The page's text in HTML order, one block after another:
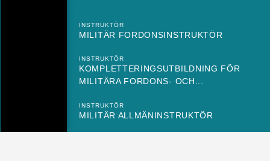
INSTRUKTÖR
MILITÄR FORDONSINSTRUKTÖR
INSTRUKTÖR
KOMPLETTERINGSUTBILDNING FÖR
MILITÄRA FORDONS- OCH...
INSTRUKTÖR
MILITÄR ALLMÄNINSTRUKTÖR